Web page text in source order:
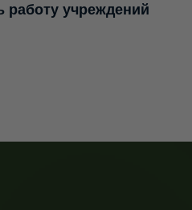
работу учреждений